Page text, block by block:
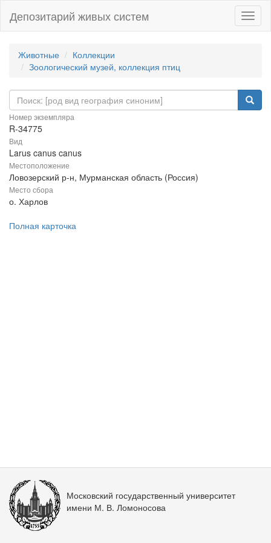
Депозитарий живых систем
Животные
Коллекции
Зоологический музей, коллекция птиц
Номер экземпляра
R-34775
Вид
Larus canus canus
Местоположение
Ловозерский р-н, Мурманская область (Россия)
Место сбора
о. Харлов
Полная карточка
Московский государственный университет
имени М. В. Ломоносова